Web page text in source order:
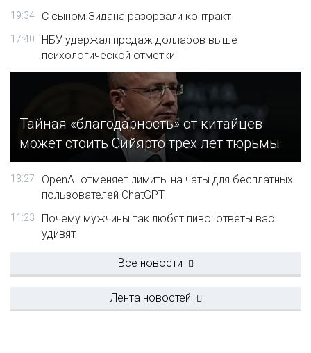
19:34 С сыном Зидана разорвали контракт
17:40
НБУ удержал продаж долларов выше
психологической отметки
Тайная «благодарность» от китайцев
может стоить Сийярто трех лет тюрьмы
13:27
OpenAI отменяет лимиты на чаты для бесплатных
пользователей ChatGPT
11:23
Почему мужчины так любят пиво: ответы вас
удивят
Все новости
Лента новостей